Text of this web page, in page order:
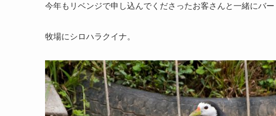
今年もリベンジで申し込んでくださったお客さんと一緒にバ
牧場にシロハラクイナ。